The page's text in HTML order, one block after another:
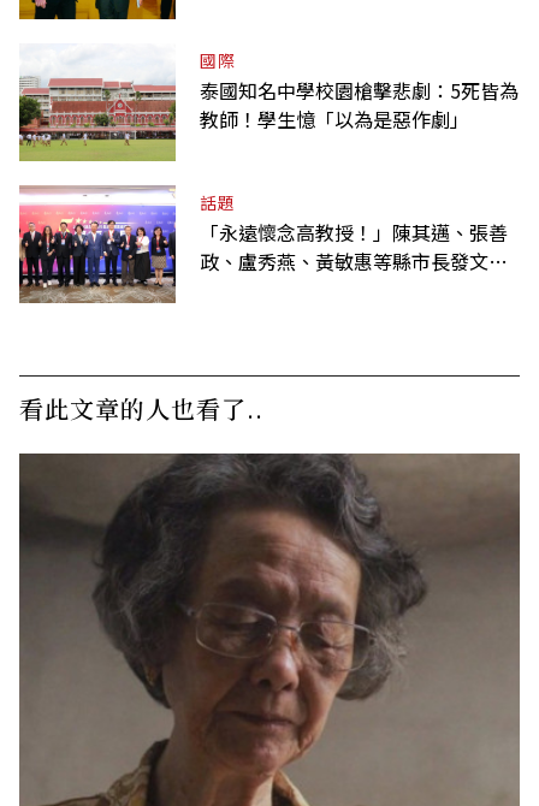
國際
泰國知名中學校園槍擊悲劇：5死皆為
教師！學生憶「以為是惡作劇」
話題
「永遠懷念高教授！」陳其邁、張善
政、盧秀燕、黃敏惠等縣市長發文弔
看此文章的人也看了..